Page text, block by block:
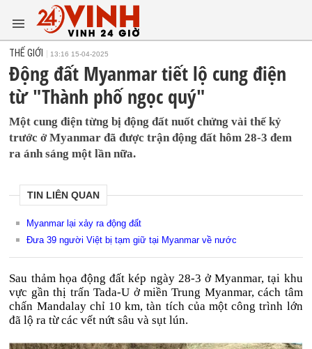
THẾ GIỚI 13:16 15-04-2025
Động đất Myanmar tiết lộ cung điện
từ "Thành phố ngọc quý"
Một cung điện từng bị động đất nuốt chửng vài thế kỷ
trước ở Myanmar đã được trận động đất hôm 28-3 đem
ra ánh sáng một lần nữa.
TIN LIÊN QUAN
Myanmar lại xảy ra động đất
Đưa 39 người Việt bị tạm giữ tại Myanmar về nước
Sau thảm họa động đất kép ngày 28-3 ở Myanmar, tại khu
vực gần thị trấn Tada-U ở miền Trung Myanmar, cách tâm
chấn Mandalay chỉ 10 km, tàn tích của một công trình lớn
đã lộ ra từ các vết nứt sâu và sụt lún.